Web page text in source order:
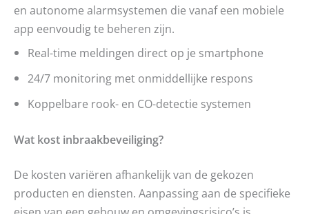
en autonome alarmsystemen die vanaf een mobiele
app eenvoudig te beheren zijn.
Real-time meldingen direct op je smartphone
24/7 monitoring met onmiddellijke respons
Koppelbare rook- en CO-detectie systemen
Wat kost inbraakbeveiliging?
De kosten variëren afhankelijk van de gekozen
producten en diensten. Aanpassing aan de specifieke